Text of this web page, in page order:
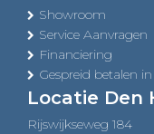
Showroom
Service Aanvragen
Financiering
Gespreid betalen
Locatie Den
Rijswijkseweg 184